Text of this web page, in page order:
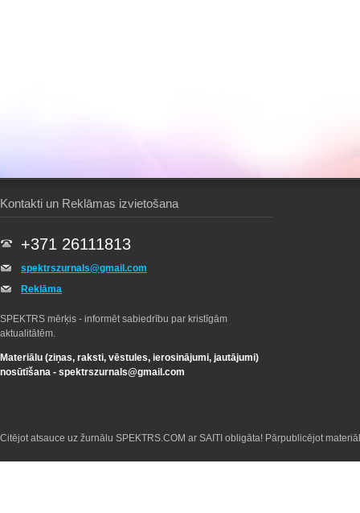
Kontakti un Reklāmas izvietošana
+371 26111813
spektrszurnals@gmail.com
Reklāma
SPEKTRS mērķis - informēt sabiedrību par kristīgām
aktualitātēm.
Materiālu (ziņas, raksti, vēstules, ierosinājumi, jautājumi)
nosūtīšana - spektrszurnals@gmail.com
Citējot atsauce uz žurnālu SPEKTRS.COM ar SAITI obligāta! Pārpublicējot